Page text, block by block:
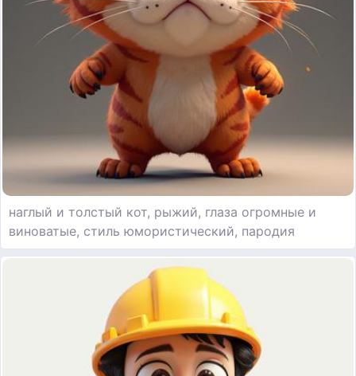
наглый и толстый кот, рыжий, глаза огромные и
виноватые, стиль юмористический, пародия